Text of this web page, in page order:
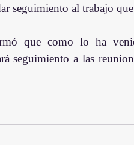
seguimiento al trabajo que
que como lo ha
seguimiento a las